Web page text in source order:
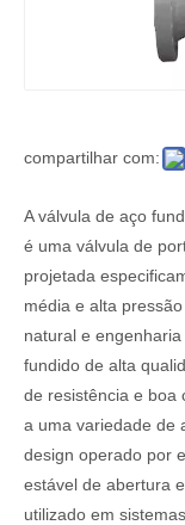
compartilhar com:
A válvula de aço
é uma válvula de
projetada
média e alta
natural e
fundido de alta
de resistência e boa
a uma variedade de
design operado por
estável de abertura
utilizado em